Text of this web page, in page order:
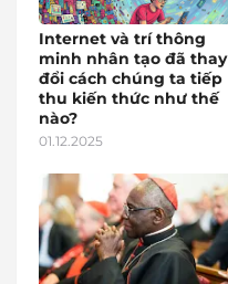
Internet và trí thông
minh nhân tạo đã thay
đổi cách chúng ta tiếp
thu kiến thức như thế
nào?
01.12.2025